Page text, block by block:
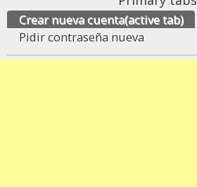
Crear nueva cuenta(active tab)
Pidir contraseña nueva